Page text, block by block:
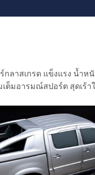
กลาสเกรด แข็งแรง น้ำห
เต็มอารมณ์สปอร์ต สุดเร้า